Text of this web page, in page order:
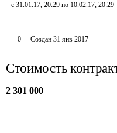
с 31.01.17, 20:29 по 10.02.17, 20:29
0 Создан 31 янв 2017
Стоимость
2 301 000